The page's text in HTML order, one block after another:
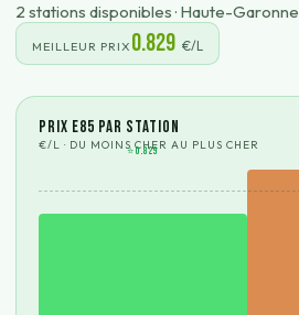
2 stations disponibles · Haute-Garonne
MEILLEUR PRIX 0.829 €/L
Prix E85 par station
€/L · DU MOINS CHER AU PLUS CHER
⭐0.829